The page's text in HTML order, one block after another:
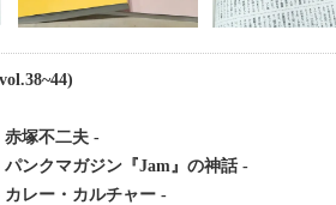
塚不二夫 -
ンクマガジン『Jam』の神話 -
レー・カルチャー -